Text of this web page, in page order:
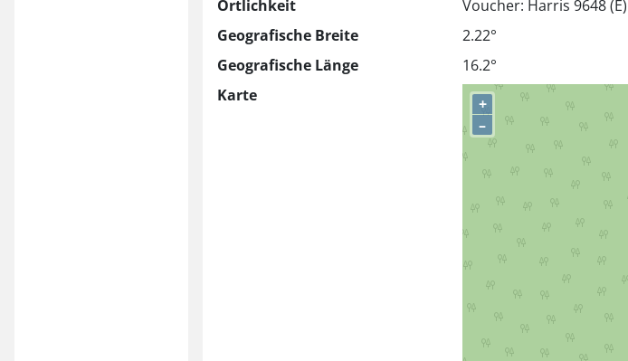
Örtlichkeit
Voucher: Harris 9648 (E)
Geografische Breite
2.22°
Geografische Länge
16.2°
Karte
+
–